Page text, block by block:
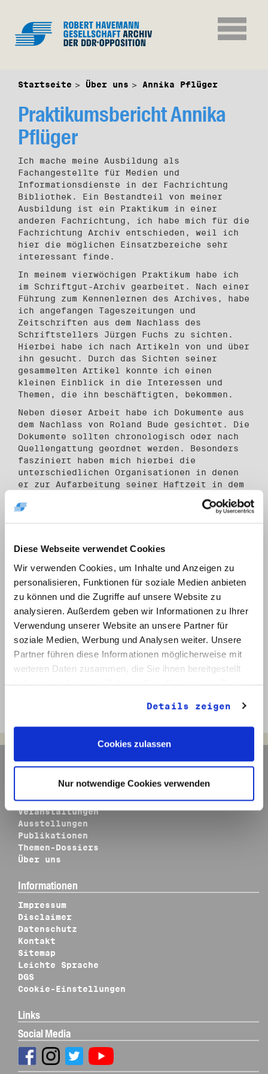
Diese Webseite verwendet Cookies
Wir verwenden Cookies, um Inhalte und Anzeigen zu
personalisieren, Funktionen für soziale Medien anbieten
zu können und die Zugriffe auf unsere Website zu
analysieren. Außerdem geben wir Informationen zu Ihrer
Verwendung unserer Website an unsere Partner für
soziale Medien, Werbung und Analysen weiter. Unsere
Partner führen diese Informationen möglicherweise mit
weiteren Daten zusammen, die Sie ihnen bereitgestellt
Details zeigen
Cookies zulassen
Nur notwendige Cookies verwenden
Startseite Über uns Annika Pflüger
Praktikumsbericht Annika
Pflüger
Ich mache meine Ausbildung als
Fachangestellte für Medien und
Informationsdienste in der Fachrichtung
Bibliothek. Ein Bestandteil von meiner
Ausbildung ist ein Praktikum in einer
anderen Fachrichtung, ich habe mich für die
Fachrichtung Archiv entschieden, weil ich
hier die möglichen Einsatzbereiche sehr
interessant finde.
In meinem vierwöchigen Praktikum habe ich
im Schriftgut-Archiv gearbeitet. Nach einer
Führung zum Kennenlernen des Archives, habe
ich angefangen Tageszeitungen und
Zeitschriften aus dem Nachlass des
Schriftstellers Jürgen Fuchs zu sichten.
Hierbei habe ich nach Artikeln von und über
ihn gesucht. Durch das Sichten seiner
gesammelten Artikel konnte ich einen
kleinen Einblick in die Interessen und
Themen, die ihn beschäftigten, bekommen.
Neben dieser Arbeit habe ich Dokumente aus
dem Nachlass von Roland Bude gesichtet. Die
Dokumente sollten chronologisch oder nach
Quellengattung geordnet werden. Besonders
fasziniert haben mich hierbei die
unterschiedlichen Organisationen in denen
er zur Aufarbeitung seiner Haftzeit in dem
gearbeitet hat sowie seine Tätigkeit in der
die bibliografischen Daten von Büchern aus
herausgearbeitet.
Während meines Praktikums haben mich die
vielfältigen Themen und Persönlichkeiten
fasziniert, die ich bei der Arbeit mit den
Archivalien kennenlernen konnte. Durch die
abwechslungsreichen Aufgaben war das
Praktikum in der Robert-Havemann-
Gesellschaft sehr kurzweilig, ich wäre auch
Navigation
Aktuelles
Archiv
Veranstaltungen
Ausstellungen
Publikationen
Themen-Dossiers
Über uns
Informationen
Impressum
Disclaimer
Datenschutz
Kontakt
Sitemap
Leichte Sprache
DGS
Cookie-Einstellungen
Links
Social Media